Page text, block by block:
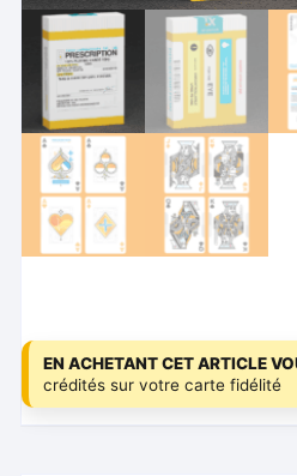
EN ACHETANT CET ARTICLE
crédités sur votre carte fidélité